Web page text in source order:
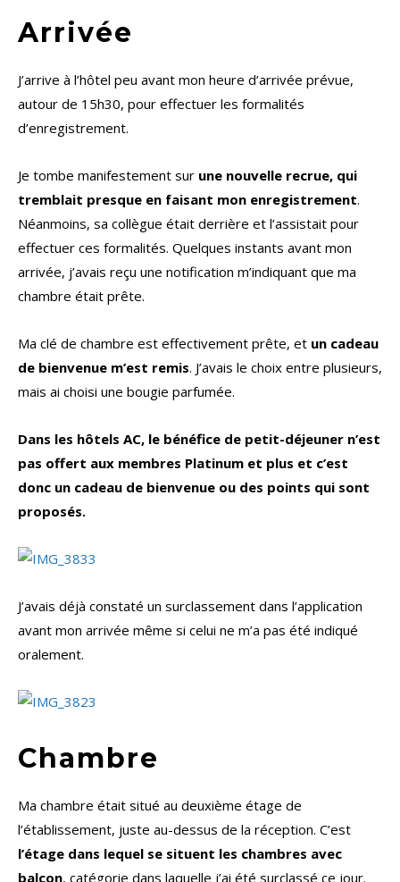
Arrivée
J’arrive à l’hôtel peu avant mon heure d’arrivée prévue,
autour de 15h30, pour effectuer les formalités
d’enregistrement.
Je tombe manifestement sur une nouvelle recrue, qui
tremblait presque en faisant mon enregistrement.
Néanmoins, sa collègue était derrière et l’assistait pour
effectuer ces formalités. Quelques instants avant mon
arrivée, j’avais reçu une notification m’indiquant que ma
chambre était prête.
Ma clé de chambre est effectivement prête, et un cadeau
de bienvenue m’est remis. J’avais le choix entre plusieurs,
mais ai choisi une bougie parfumée.
Dans les hôtels AC, le bénéfice de petit-déjeuner n’est
pas offert aux membres Platinum et plus et c’est
donc un cadeau de bienvenue ou des points qui sont
proposés.
J’avais déjà constaté un surclassement dans l’application
avant mon arrivée même si celui ne m’a pas été indiqué
oralement.
Chambre
Ma chambre était situé au deuxième étage de
l’établissement, juste au-dessus de la réception. C’est
l’étage dans lequel se situent les chambres avec
balcon, catégorie dans laquelle j’ai été surclassé ce jour.